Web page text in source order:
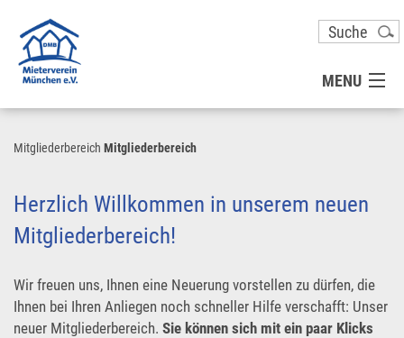
MENU
UNSER VEREIN
PRESSE
KONTAKT
Mitgliederbereich Mitgliederbereich
Herzlich Willkommen in unserem neuen
Mitgliederbereich!
Wir freuen uns, Ihnen eine Neuerung vorstellen zu dürfen, die
Ihnen bei Ihren Anliegen noch schneller Hilfe verschafft: Unser
neuer Mitgliederbereich. Sie können sich mit ein paar Klicks